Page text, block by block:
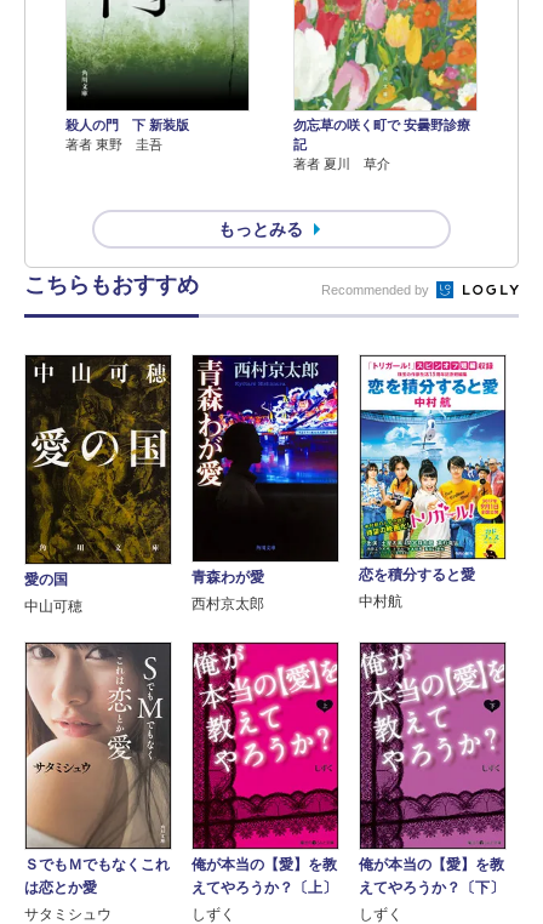
殺人の門 下 新装版
著者 東野 圭吾
勿忘草の咲く町で 安曇野診療
記
著者 夏川 草介
もっとみる
こちらもおすすめ Recommended by
愛の国
中山可穂
青森わが愛
西村京太郎
恋を積分すると愛
中村航
ＳでもＭでもなくこれ
は恋とか愛
サタミシュウ
俺が本当の【愛】を教
えてやろうか？〔上〕
しずく
俺が本当の【愛】を教
えてやろうか？〔下〕
しずく